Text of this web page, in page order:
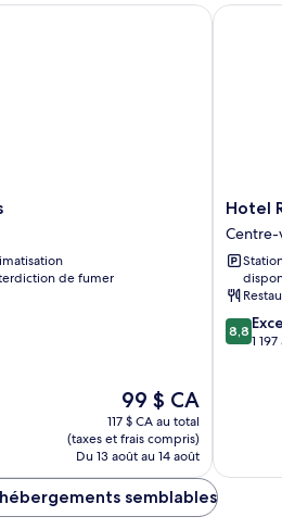
de fumer
Le
prix
est
de
99 $ CA
99 $ CA
117 $ CA au total
(taxes et frais compris)
Du 13 août au 14 août
Hotel
Roma
Centre-
ville
Hotel
Centre-
8.8
sur
8,8
1
Hotel
semblables